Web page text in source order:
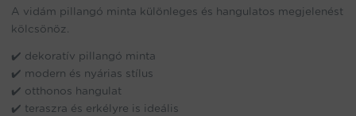
A vidám pillangó minta különleges és hangulatos megjelenést
kölcsönöz.
✔️ dekoratív pillangó minta
✔️ modern és nyárias stílus
✔️ otthonos hangulat
✔️ teraszra és erkélyre is ideális